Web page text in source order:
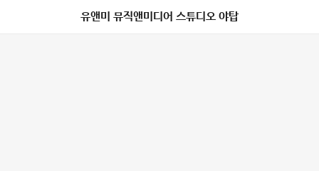
유앤미 뮤직앤미디어 스튜디오 야탑